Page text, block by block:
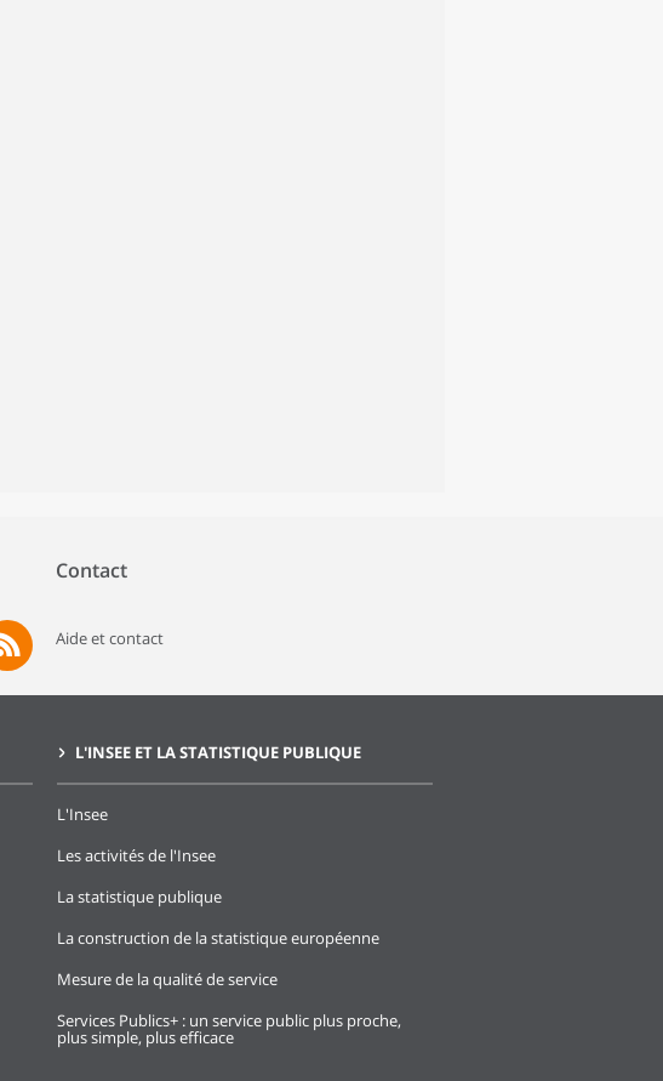
Contact
Aide et contact
L'INSEE ET LA STATISTIQUE PUBLIQUE
L'Insee
Les activités de l'Insee
La statistique publique
La construction de la statistique européenne
Mesure de la qualité de service
Services Publics+ : un service public plus proche,
plus simple, plus efficace